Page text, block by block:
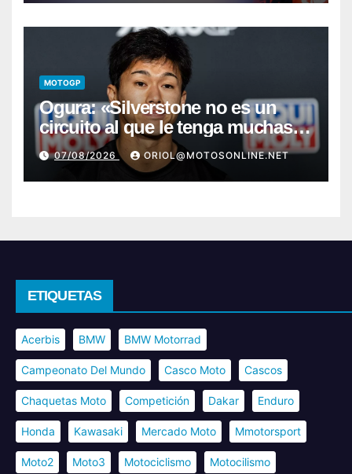
MOTOGP
Ogura: «Silverstone no es un
circuito al que le tenga muchas
ganas»
07/08/2026 ORIOL@MOTOSONLINE.NET
ETIQUETAS
Acerbis BMW BMW Motorrad
Campeonato Del Mundo Casco Moto Cascos
Chaquetas Moto Competición Dakar Enduro
Honda Kawasaki Mercado Moto Mmotorsport
Moto2 Moto3 Motociclismo Motocilismo